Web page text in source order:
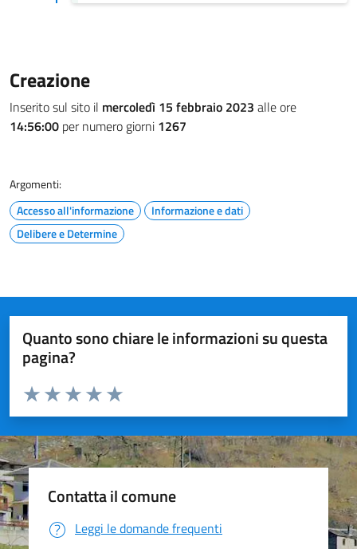
Creazione
Inserito sul sito il mercoledì 15 febbraio 2023 alle ore
14:56:00 per numero giorni 1267
Argomenti:
Accesso all'informazione
Informazione e dati
Delibere e Determine
Quanto sono chiare le informazioni su questa
pagina?
Valuta da 1 a 5 stelle la pagina
Valuta 5 stelle su 5
Valuta 4 stelle su 5
Valuta 3 stelle su 5
Valuta 2 stelle su 5
Valuta 1 stelle su 5
Contatta il comune
Leggi le domande frequenti